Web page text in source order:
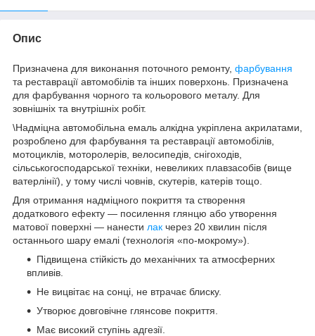
Опис
Призначена для виконання поточного ремонту, фарбування
та реставрації автомобілів та інших поверхонь. Призначена
для фарбування чорного та кольорового металу. Для
зовнішніх та внутрішніх робіт.
\Надміцна автомобільна емаль алкідна укріплена акрилатами,
розроблено для фарбування та реставрації автомобілів,
мотоциклів, моторолерів, велосипедів, снігоходів,
сільськогосподарської техніки, невеликих плавзасобів (вище
ватерлінії), у тому числі човнів, скутерів, катерів тощо.
Для отримання надміцного покриття та створення
додаткового ефекту — посилення глянцю або утворення
матової поверхні — нанести лак через 20 хвилин після
останнього шару емалі (технологія «по-мокрому»).
Підвищена стійкість до механічних та атмосферних
впливів.
Не вицвітає на сонці, не втрачає блиску.
Утворює довговічне глянсове покриття.
Має високий ступінь адгезії.